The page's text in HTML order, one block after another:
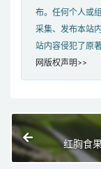
布。任何个人或
采集、发布本站
站内容侵犯了原
网版权声明>>
红胸食